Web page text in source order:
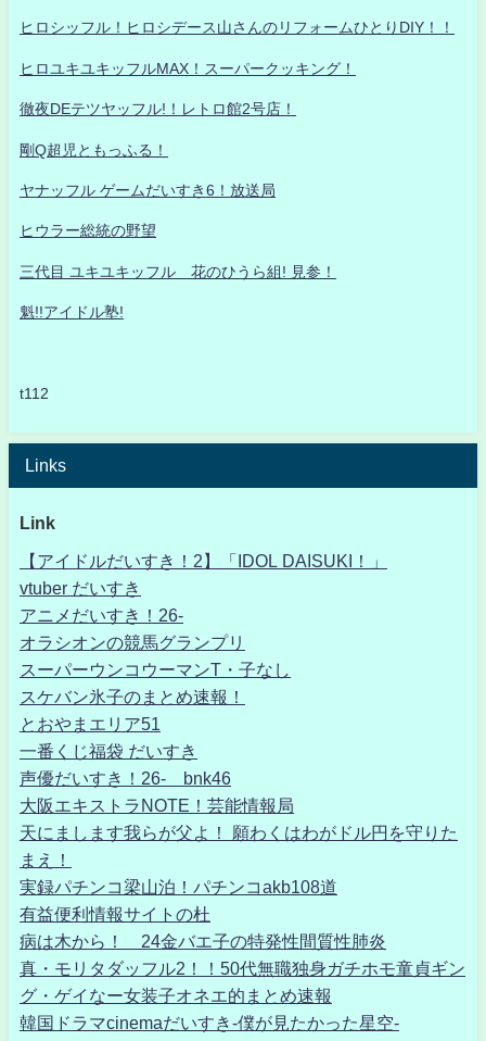
ヒロシッフル！ヒロシデース山さんのリフォームひとりDIY！！
ヒロユキユキッフルMAX！スーパークッキング！
徹夜DEテツヤッフル!！レトロ館2号店！
剛Q超児ともっふる！
ヤナッフル ゲームだいすき6！放送局
ヒウラー総統の野望
三代目 ユキユキッフル 花のひうら組! 見参！
魁!!アイドル塾!
t112
Links
Link
【アイドルだいすき！2】「IDOL DAISUKI！」
vtuber だいすき
アニメだいすき！26-
オラシオンの競馬グランプリ
スーパーウンコウーマンT・子なし
スケバン氷子のまとめ速報！
とおやまエリア51
一番くじ福袋 だいすき
声優だいすき！26- bnk46
大阪エキストラNOTE！芸能情報局
天にまします我らが父よ！ 願わくはわがドル円を守りた
まえ！
実録パチンコ梁山泊！パチンコakb108道
有益便利情報サイトの杜
病は木から！ 24金バエ子の特発性間質性肺炎
真・モリタダッフル2！！50代無職独身ガチホモ童貞ギン
グ・ゲイなー女装子オネエ的まとめ速報
韓国ドラマcinemaだいすき-僕が見たかった星空-